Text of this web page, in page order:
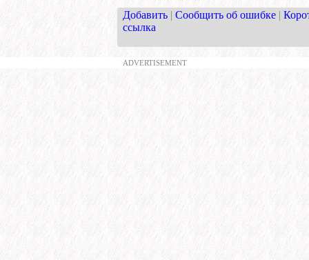
Добавить | Сообщить об ошибке |
ссылка
ADVERTISEMENT